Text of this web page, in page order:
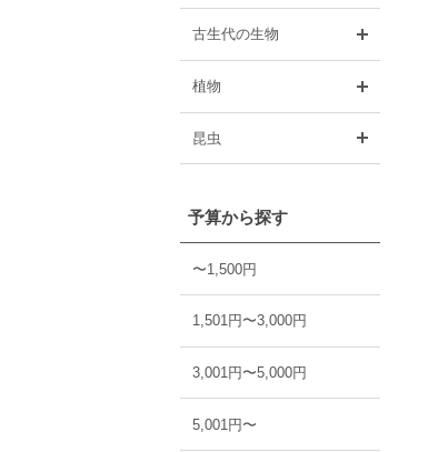
古生代の生物
植物
昆虫
予算から探す
〜1,500円
1,501円〜3,000円
3,001円〜5,000円
5,001円〜